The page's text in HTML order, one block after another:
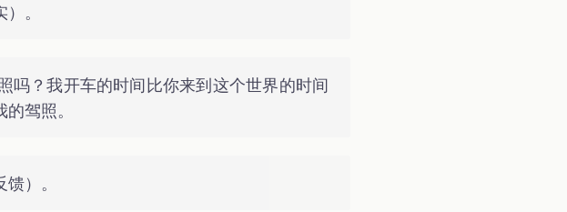
。
吗？我开车的时间比你来到这个世界的时间
驾照。
）。